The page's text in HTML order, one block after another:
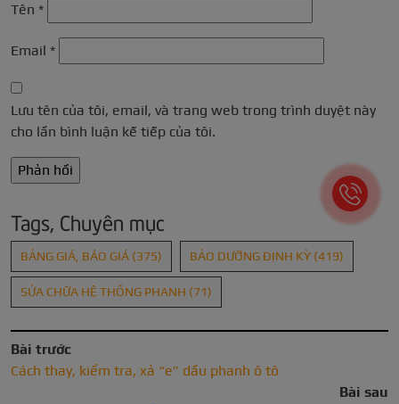
Tên *
Email *
Lưu tên của tôi, email, và trang web trong trình duyệt này
cho lần bình luận kế tiếp của tôi.
Tags, Chuyên mục
BẢNG GIÁ, BÁO GIÁ (375) BẢO DƯỠNG ĐỊNH KỲ (419)
SỬA CHỮA HỆ THỐNG PHANH (71)
Bài trước
Cách thay, kiểm tra, xả “e” dầu phanh ô tô
Bài sau